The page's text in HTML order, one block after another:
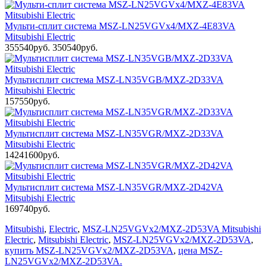
Мульти-сплит система MSZ-LN25VGVx4/MXZ-4E83VA
Mitsubishi Electric
355540руб. 350540руб.
Мультисплит система MSZ-LN35VGB/MXZ-2D33VA
Mitsubishi Electric
157550руб.
Мультисплит система MSZ-LN35VGR/MXZ-2D33VA
Mitsubishi Electric
14241600руб.
Мультисплит система MSZ-LN35VGR/MXZ-2D42VA
Mitsubishi Electric
169740руб.
Mitsubishi, Electric, MSZ-LN25VGVx2/MXZ-2D53VA Mitsubishi
Electric, Mitsubishi Electric, MSZ-LN25VGVx2/MXZ-2D53VA,
купить MSZ-LN25VGVx2/MXZ-2D53VA, цена MSZ-
LN25VGVx2/MXZ-2D53VA.